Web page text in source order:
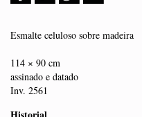
Esmalte celuloso sobre madeira
114 × 90 cm
assinado e datado
Inv. 2561